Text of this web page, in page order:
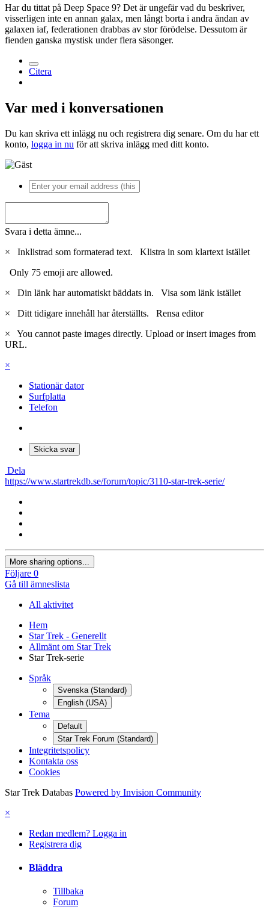
Har du tittat på Deep Space 9? Det är ungefär vad du beskriver,
visserligen inte en annan galax, men långt borta i andra ändan av
galaxen iaf, federationen drabbas av stor förödelse. Dessutom är
fienden ganska mystisk under flera säsonger.
Citera
Var med i konversationen
Du kan skriva ett inlägg nu och registrera dig senare. Om du har ett
konto, logga in nu för att skriva inlägg med ditt konto.
Svara i detta ämne...
×
Inklistrad som formaterad text. Klistra in som klartext istället
Only 75 emoji are allowed.
×
Din länk har automatiskt bäddats in. Visa som länk istället
×
Ditt tidigare innehåll har återställts. Rensa editor
×
You cannot paste images directly. Upload or insert images from
URL.
×
Stationär dator
Surfplatta
Telefon
Skicka svar
Dela
https://www.startrekdb.se/forum/topic/3110-star-trek-serie/
More sharing options...
Följare 0
Gå till ämneslista
All aktivitet
Hem
Star Trek - Generellt
Allmänt om Star Trek
Star Trek-serie
Språk
Svenska (Standard)
English (USA)
Tema
Default
Star Trek Forum (Standard)
Integritetspolicy
Kontakta oss
Cookies
Star Trek Databas Powered by Invision Community
×
Redan medlem? Logga in
Registrera dig
Bläddra
Tillbaka
Forum